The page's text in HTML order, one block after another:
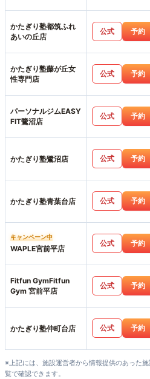
かたぎり塾都筑ふれ
あいの丘店
公式 予約
かたぎり塾藤が丘女
性専門店
公式 予約
パーソナルジムEASY
FIT鷺沼店
公式 予約
かたぎり塾鷺沼店 公式 予約
かたぎり塾青葉台店 公式 予約
キャンペーン中
WAPLE宮前平店
公式 予約
Fitfun GymFitfun
Gym 宮前平店
公式 予約
かたぎり塾仲町台店 公式 予約
※上記には、施設運営者から情報提供のあった
覧で確認できます。